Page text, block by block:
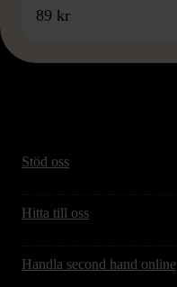
89 kr
Stöd oss
Hitta till oss
Handla second hand online